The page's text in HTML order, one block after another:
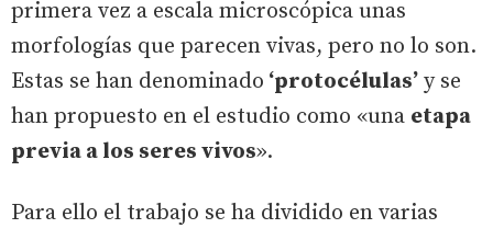
primera vez a escala microscópica unas
morfologías que parecen vivas, pero no lo son.
Estas se han denominado ‘protocélulas’ y se
han propuesto en el estudio como «una etapa
previa a los seres vivos».
Para ello el trabajo se ha dividido en varias